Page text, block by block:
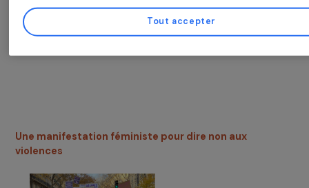
webinaire pour sensibiliser sur
l’urgence de protéger
les
droits reproductifs des
femmes en Europe.Cet
européenne.
Signer la pétition!
Vous pouvez consentir et cliquer sur «Tout accepter», paramètrer vos choix
accepter» valant refus, en cliquant sur les boutons de cette fenêtre, sauf
en revenant sur notre site.